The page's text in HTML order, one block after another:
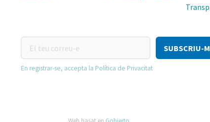
teu
correu-
En registrar-se, accepta la Política de Privacitat